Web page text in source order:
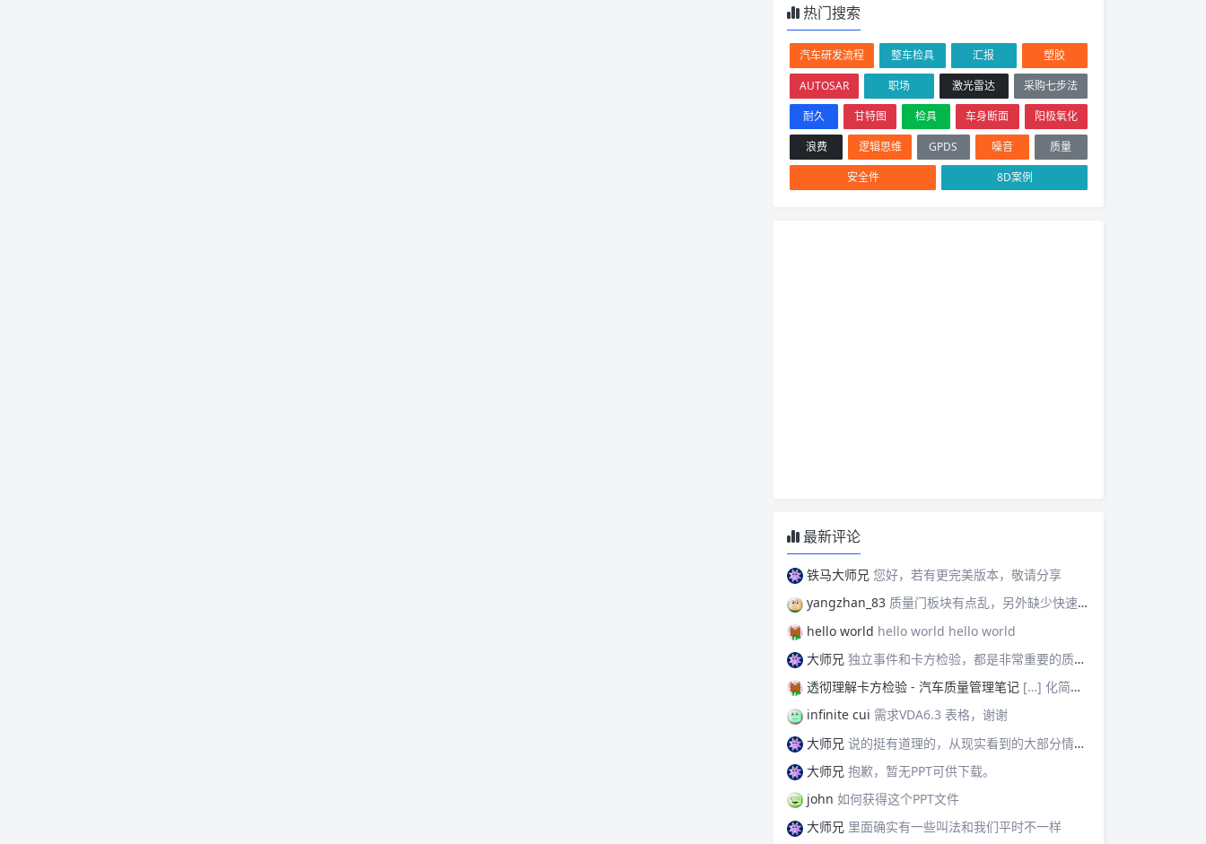
热门搜索
汽车研发流程 整车检具 汇报
塑胶
AUTOSAR
职场 激光雷达
采购七步法
耐久
甘特图 检具 车身断面
阳极氧化
浪费
逻辑思维 GPDS 噪音
质量
安全件
8D案例
最新评论
铁马大师兄 您好，若有更完美版本，敬请分享
yangzhan_83 质量门板块有点乱，另外缺少快速反应板块。
hello world hello world hello world
大师兄 独立事件和卡方检验，都是非常重要的质量管理概念，挺难理解的。
透彻理解卡方检验 - 汽车质量管理笔记 […] 化简后的式子是我们在卡方检验中需要用到的式子，所以请大家牢记！对于上述式子有疑惑的读者可以学习基础的概率论，也可以参考我之前写的一篇关于独立的文章（《【直观数学】如何理解两事件间的独立关系》）。如果没有问题的话，我们可以进入到卡方检验原理与步骤的主体介绍部分！ […]
infinite cui 需求VDA6.3 表格，谢谢
大师兄 说的挺有道理的，从现实看到的大部分情况，做技术的人都比较直，对技术的一丝不苟，容易在遇到需要展现管理能力的时候，就会表现出短板来。管理需要授权，更多应该思考团队、部门间，人员发展，对未来的变化做出应对等的能力。
大师兄 抱歉，暂无PPT可供下载。
john 如何获得这个PPT文件
大师兄 里面确实有一些叫法和我们平时不一样